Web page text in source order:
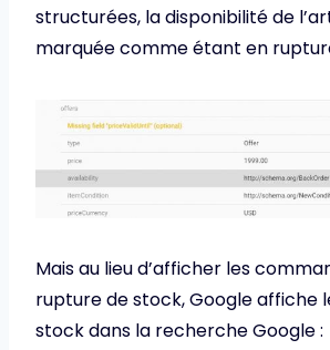
structurées, la disponibilité de
marquée comme étant en
Mais au lieu d’afficher les
rupture de stock, Google affiche
stock dans la recherche Google :